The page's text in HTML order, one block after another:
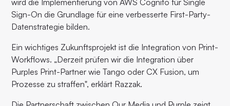
wird die Implementierung von AWS Cognito für Single
Sign-On die Grundlage für eine verbesserte First-Party-
Datenstrategie bilden.
Ein wichtiges Zukunftsprojekt ist die Integration von Print-
Workflows. „Derzeit prüfen wir die Integration über
Purples Print-Partner wie Tango oder CX Fusion, um
Prozesse zu straffen", erklärt Razzak.